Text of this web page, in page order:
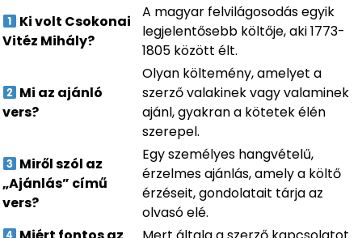
Ki volt Csokonai
Vitéz Mihály?
A magyar felvilágosodás egyik
legjelentősebb költője, aki 1773-
1805 között élt.
Mi az ajánló
vers?
Olyan költemény, amelyet a
szerző valakinek vagy valaminek
ajánl, gyakran a kötetek élén
szerepel.
Miről szól az
„Ajánlás” című
vers?
Egy személyes hangvételű,
érzelmes ajánlás, amely a költő
érzéseit, gondolatait tárja az
olvasó elé.